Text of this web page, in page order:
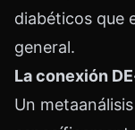
diabéticos que
general.
La conexión
Un